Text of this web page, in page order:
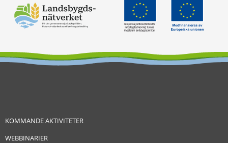
KOMMANDE AKTIVITETER
WEBBINARIER